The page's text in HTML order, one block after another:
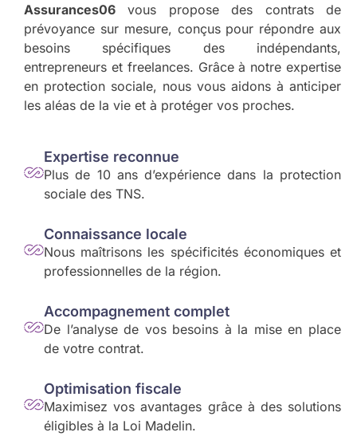
Assurances06 vous propose des contrats de
prévoyance sur mesure, conçus pour répondre aux
besoins spécifiques des indépendants,
entrepreneurs et freelances. Grâce à notre expertise
en protection sociale, nous vous aidons à anticiper
les aléas de la vie et à protéger vos proches.
Expertise reconnue
Plus de 10 ans d’expérience dans la protection
sociale des TNS.
Connaissance locale
Nous maîtrisons les spécificités économiques et
professionnelles de la région.
Accompagnement complet
De l’analyse de vos besoins à la mise en place
de votre contrat.
Optimisation fiscale
Maximisez vos avantages grâce à des solutions
éligibles à la Loi Madelin.